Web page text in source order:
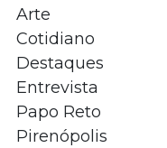
Arte
Cotidiano
Destaques
Entrevista
Papo Reto
Pirenópolis